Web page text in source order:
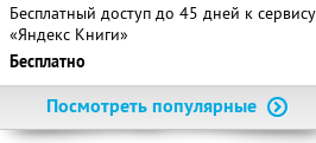
Бесплатный доступ до 45 дней к сервису
«Яндекс Книги»
Бесплатно
Посмотреть популярные